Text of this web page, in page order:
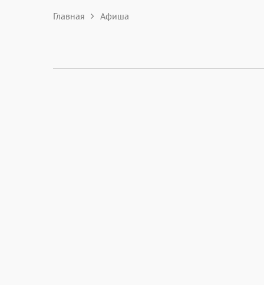
Главная Афиша